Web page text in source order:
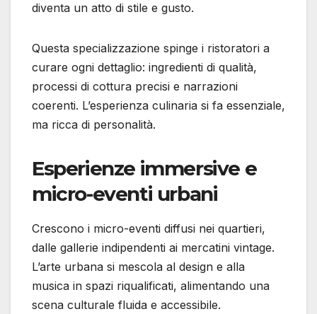
diventa un atto di stile e gusto.
Questa specializzazione spinge i ristoratori a
curare ogni dettaglio: ingredienti di qualità,
processi di cottura precisi e narrazioni
coerenti. L’esperienza culinaria si fa essenziale,
ma ricca di personalità.
Esperienze immersive e
micro-eventi urbani
Crescono i micro-eventi diffusi nei quartieri,
dalle gallerie indipendenti ai mercatini vintage.
L’arte urbana si mescola al design e alla
musica in spazi riqualificati, alimentando una
scena culturale fluida e accessibile.